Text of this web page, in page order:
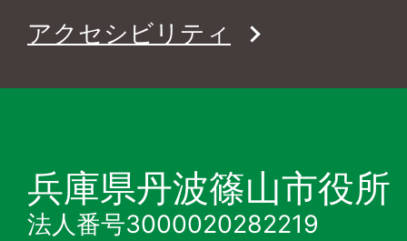
アクセシビリティ
兵庫県丹波篠山市役所
法人番号3000020282219